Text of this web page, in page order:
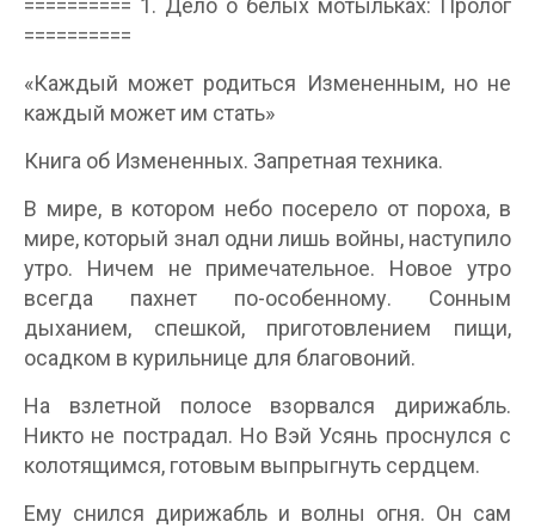
========== 1. Дело о белых мотыльках: Пролог
==========
«Каждый может родиться Измененным, но не
каждый может им стать»
Книга об Измененных. Запретная техника.
В мире, в котором небо посерело от пороха, в
мире, который знал одни лишь войны, наступило
утро. Ничем не примечательное. Новое утро
всегда пахнет по-особенному. Сонным
дыханием, спешкой, приготовлением пищи,
осадком в курильнице для благовоний.
На взлетной полосе взорвался дирижабль.
Никто не пострадал. Но Вэй Усянь проснулся с
колотящимся, готовым выпрыгнуть сердцем.
Ему снился дирижабль и волны огня. Он сам